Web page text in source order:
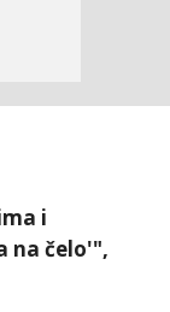
i
na čelo'",